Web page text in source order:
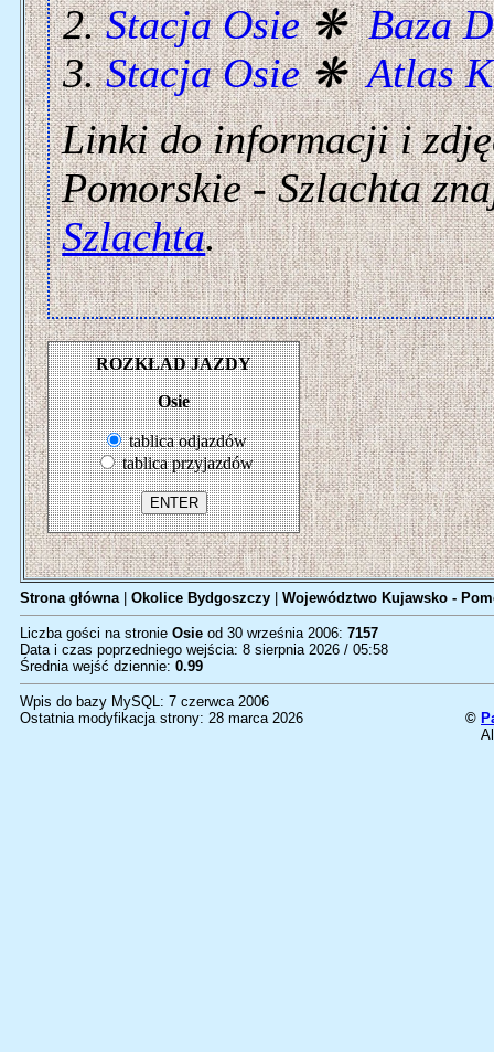
Stacja Osie❋Baza
Stacja Osie❋Atlas
Linki do informacji i
Pomorskie - Szlachta
Szlachta.
ROZKŁAD JAZDY
Osie
tablica odjazdów
tablica przyjazdów
Strona główna| Okolice Bydgoszczy Województwo Kujawsko -
Liczba gości na stronie Osie od 30 września 2006: 7157
Data i czas poprzedniego wejścia: 8 sierpnia 2026 / 05:58
Średnia wejść dziennie: 0.99
Wpis do bazy MySQL: 7 czerwca 2006
Ostatnia modyfikacja strony: 28 marca 2026
©